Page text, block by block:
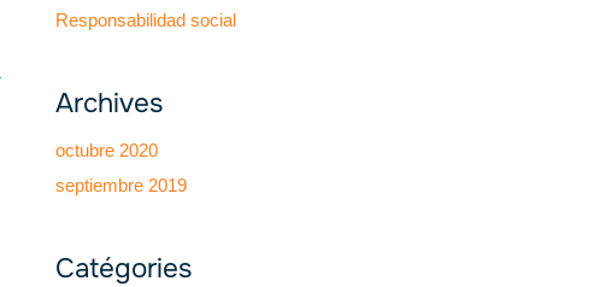
Responsabilidad social
Archives
octubre 2020
septiembre 2019
Catégories